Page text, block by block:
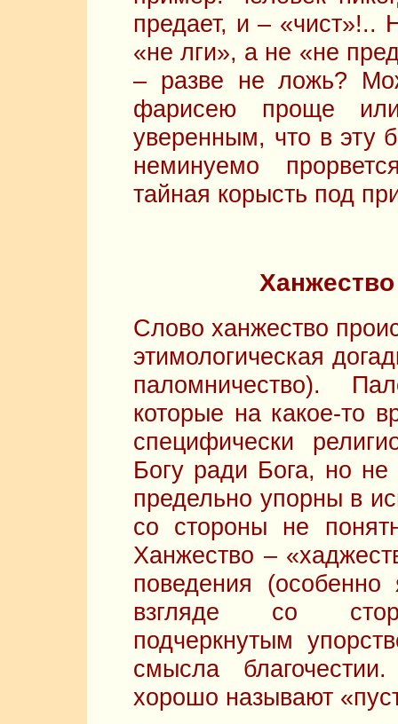
предает, и –
«не лги», а не «не
– разве не ложь?
фарисею проще
уверенным, что в эту
неминуемо
тайная корысть под
Слово ханжество
этимологическая
паломничество).
которые на какое-то
специфически
Богу ради Бога, но не
предельно упорны в
со стороны не
Ханжество –
поведения
взгляде со
подчеркнутым
смысла
хорошо называют